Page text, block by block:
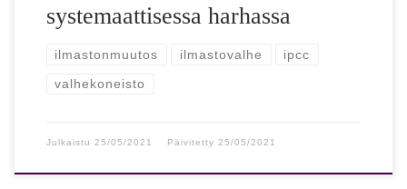
systemaattisessa harhassa
ilmastonmuutos ilmastovalhe ipcc
valhekoneisto
Julkaistu 25/05/2021 Päivitetty 25/05/2021